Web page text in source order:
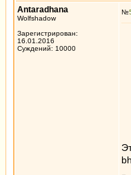
Antaradhana
Wolfshadow
Зарегистрирован:
16.01.2016
Суждений: 10000
№